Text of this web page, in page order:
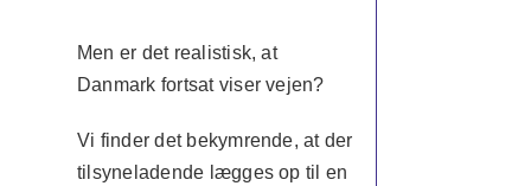
Men er det realistisk, at
Danmark fortsat viser vejen?
Vi finder det bekymrende, at der
tilsyneladende lægges op til en